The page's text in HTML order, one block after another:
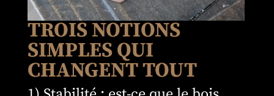
TROIS NOTIONS
SIMPLES QUI
CHANGENT TOUT